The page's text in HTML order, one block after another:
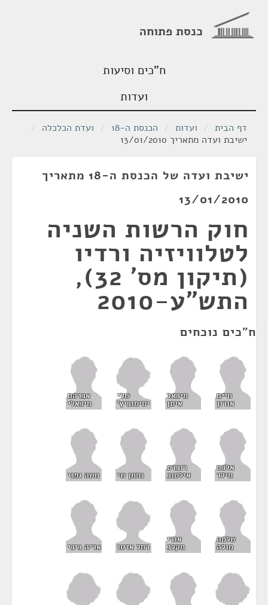
כנסת פתוחה
ח"כים וסיעות
ועדות
דף הבית / ועדות / הכנסת ה-18 / ועדת הכלכלה /
ישיבת ועדה מתאריך 13/01/2010
ישיבת ועדה של הכנסת ה-18 מתאריך
13/01/2010
חוק הרשות השניה
לטלוויזיה ורדיו
(תיקון מס' 32),
התש"ע-2010
ח"כים נוכחים
חיים
אורון
מיכאל
איתן
שלי
יחימוביץ'
אברהם
מיכאלי
אלכס
מילר
רוברט
אילטוב נחמן שי משה גפני
שלמה
מולה
אורי
מקלב רחל אדטו אריה ביבי